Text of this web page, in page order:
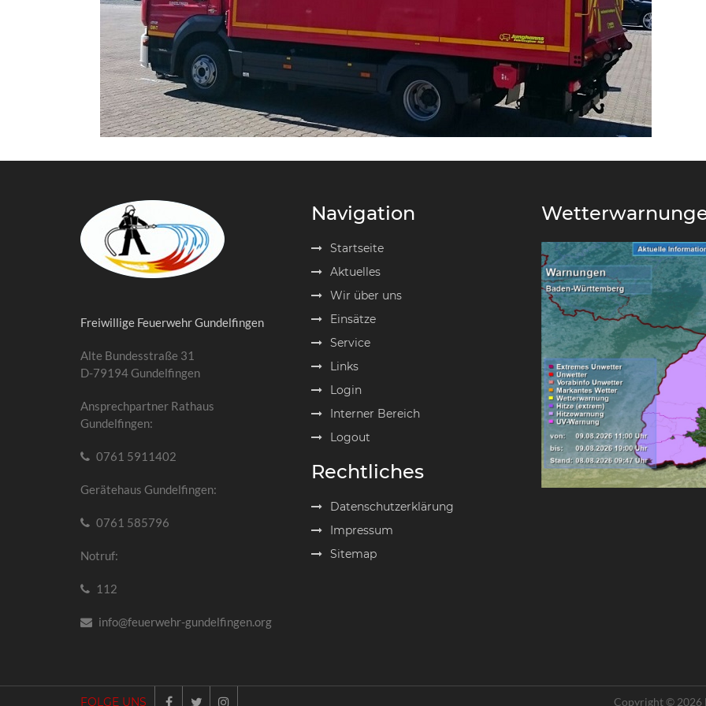
Freiwillige Feuerwehr Gundelfingen
Alte Bundesstraße 31
D-79194 Gundelfingen
Ansprechpartner Rathaus
Gundelfingen:
0761 5911402
Gerätehaus Gundelfingen:
0761 585796
Notruf:
112
info@feuerwehr-gundelfingen.org
Navigation
Startseite
Aktuelles
Wir über uns
Einsätze
Service
Links
Login
Interner Bereich
Logout
Rechtliches
Datenschutzerklärung
Impressum
Sitemap
FOLGE UNS Copyright © 2026